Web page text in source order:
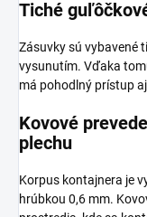
Tiché
Zásuvky sú vybavené
vysunutím. Vďaka
má pohodlný prístup
Kovové
plechu
Korpus kontajnera je
hrúbkou 0,6 mm.